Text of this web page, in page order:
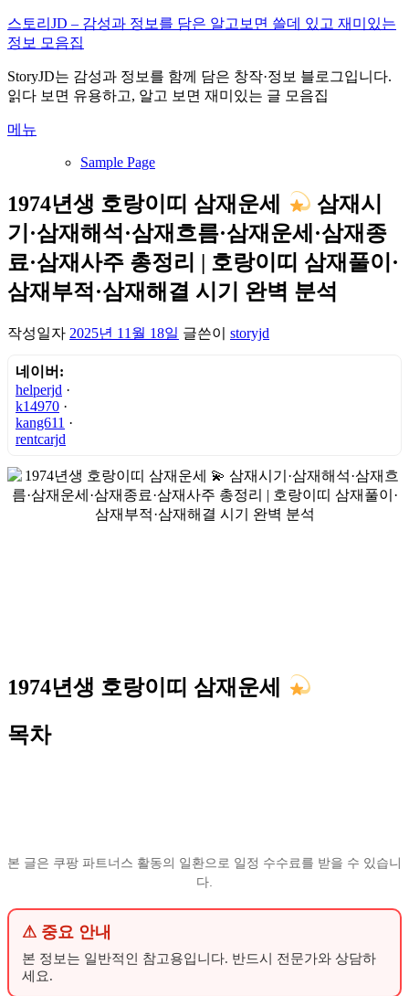
내
용
로
바
가
스토리JD – 감성과 정보를 담은 알고보면 쓸데 있고 재미있는
정보 모음집
StoryJD는 감성과 정보를 함께 담은 창작·정보 블로그입니다.
읽다 보면 유용하고, 알고 보면 재미있는 글 모음집
메뉴
Sample Page
1974년생 호랑이띠 삼재운세
삼재시
기·삼재해석·삼재흐름·삼재운세·삼재종
료·삼재사주 총정리 | 호랑이띠 삼재풀이·
삼재부적·삼재해결 시기 완벽 분석
작성일자 2025년 11월 18일 글쓴이 storyjd
네이버:
helperjd ·
k14970 ·
kang611 ·
rentcarjd
1974년생 호랑이띠 삼재운세
목차
본 글은 쿠팡 파트너스 활동의 일환으로 일정 수수료를 받을 수 있습니
다.
⚠ 중요 안내
본 정보는 일반적인 참고용입니다. 반드시 전문가와 상담하
세요.